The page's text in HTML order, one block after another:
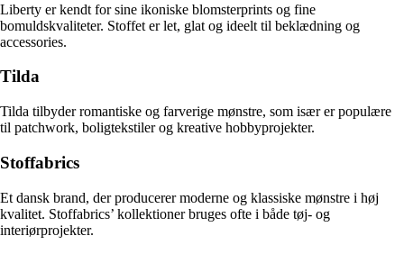
Liberty er kendt for sine ikoniske blomsterprints og fine
bomuldskvaliteter. Stoffet er let, glat og ideelt til beklædning og
accessories.
Tilda
Tilda tilbyder romantiske og farverige mønstre, som især er populære
til patchwork, boligtekstiler og kreative hobbyprojekter.
Stoffabrics
Et dansk brand, der producerer moderne og klassiske mønstre i høj
kvalitet. Stoffabrics’ kollektioner bruges ofte i både tøj- og
interiørprojekter.